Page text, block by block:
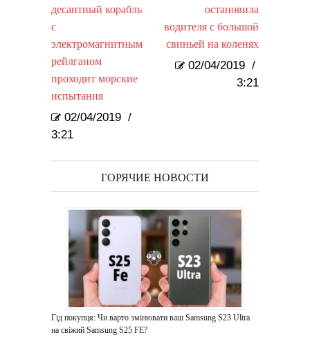
десантный корабль
с
электромагнитным
рейлганом
проходит морские
испытания
02/04/2019 /
3:21
остановила
водителя с большой
свиньей на коленях
02/04/2019 /
3:21
ГОРЯЧИЕ НОВОСТИ
Гід покупця: Чи варто змінювати ваш Samsung S23 Ultra
на свіжий Samsung S25 FE?